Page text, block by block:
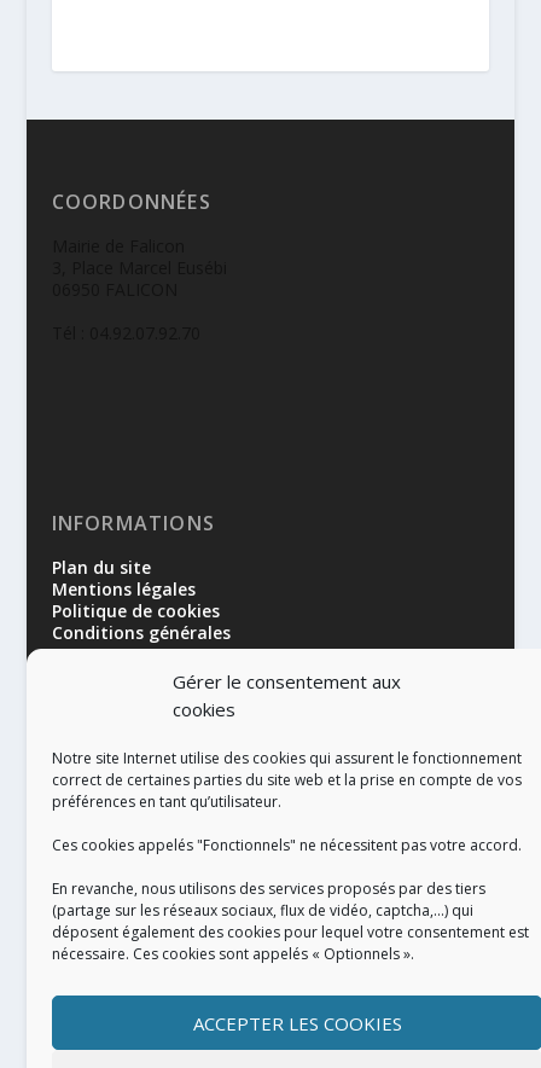
Gérer le consentement aux
cookies
Notre site Internet utilise des cookies qui assurent le fonctionnement
correct de certaines parties du site web et la prise en compte de vos
préférences en tant qu’utilisateur.
Ces cookies appelés "Fonctionnels" ne nécessitent pas votre accord.
En revanche, nous utilisons des services proposés par des tiers
(partage sur les réseaux sociaux, flux de vidéo, captcha,...) qui
déposent également des cookies pour lequel votre consentement est
nécessaire. Ces cookies sont appelés « Optionnels ».
ACCEPTER LES COOKIES
COORDONNÉES
INFORMATIONS
Plan du site
Mentions légales
Politique de cookies
Conditions générales